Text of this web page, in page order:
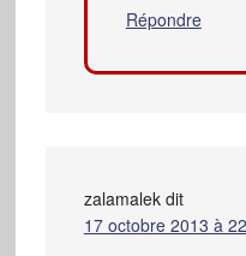
Répondre
zalamalek dit
17 octobre 2013 à